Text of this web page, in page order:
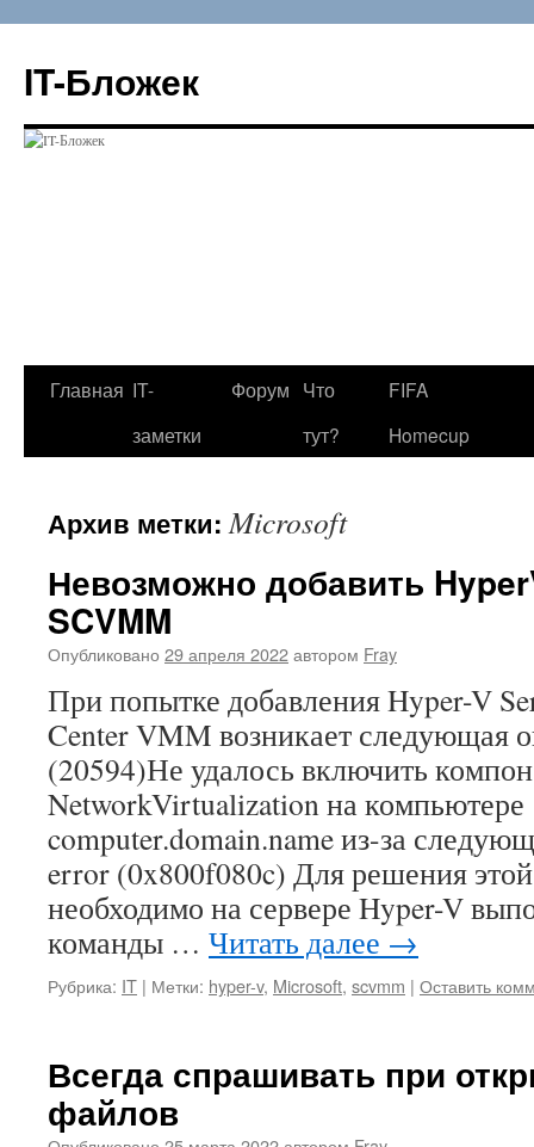
содержимому
IT-Бложек
Главная IT-
заметки
Форум Что
тут?
FIFA
Homecup
Архив метки:Microsoft
Невозможно добавить
SCVMM
Опубликовано 29 апреля 2022автором Fray
При попытке добавления Hyper-V
Center VMM возникает следующая
(20594)Не удалось включить
NetworkVirtualization на компьютере
computer.domain.name из-за
error (0x800f080c) Для решения
необходимо на сервере Hyper-V
команды … Читать далее →
Рубрика: IT | Метки: hyper-v, Microsoft, scvmm | Оставить
Всегда спрашивать при
файлов